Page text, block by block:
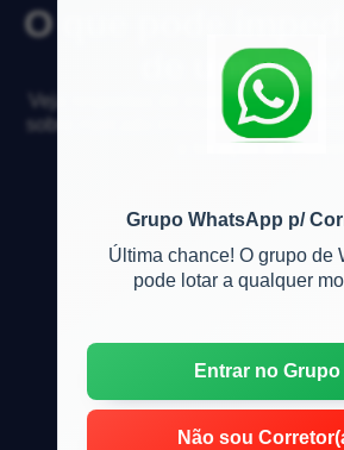
Grupo WhatsApp p/
Última chance! O grupo de
pode lotar a qualquer
Entrar no Grupo
Não sou
O que pode
de um
Veja respostas de especialistas e
sobre mercado imobiliário,
e locação de